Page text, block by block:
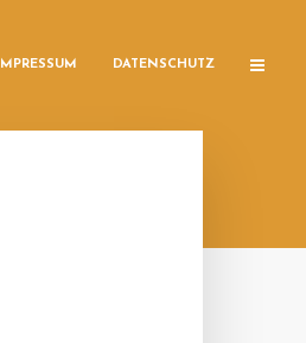
IMPRESSUM DATENSCHUTZ